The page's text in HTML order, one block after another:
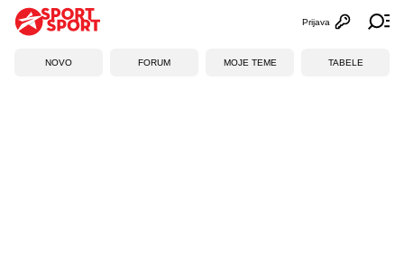
Otvori
Prijava
NOVO FORUM MOJE TEME TABELE